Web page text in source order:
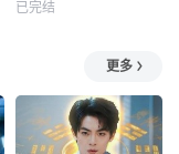
已完结
更多